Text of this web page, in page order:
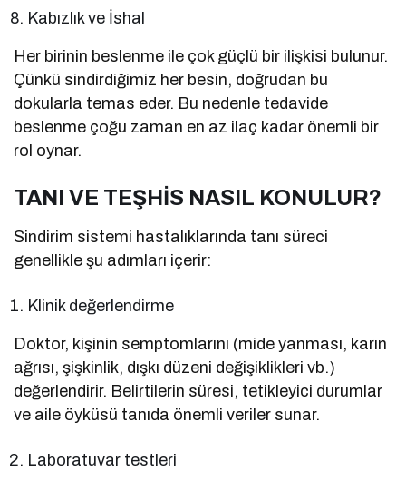
Kabızlık ve İshal
Her birinin beslenme ile çok güçlü bir ilişkisi bulunur.
Çünkü sindirdiğimiz her besin, doğrudan bu
dokularla temas eder. Bu nedenle tedavide
beslenme çoğu zaman en az ilaç kadar önemli bir
rol oynar.
TANI VE TEŞHİS NASIL KONULUR?
Sindirim sistemi hastalıklarında tanı süreci
genellikle şu adımları içerir:
Klinik değerlendirme
Doktor, kişinin semptomlarını (mide yanması, karın
ağrısı, şişkinlik, dışkı düzeni değişiklikleri vb.)
değerlendirir. Belirtilerin süresi, tetikleyici durumlar
ve aile öyküsü tanıda önemli veriler sunar.
Laboratuvar testleri